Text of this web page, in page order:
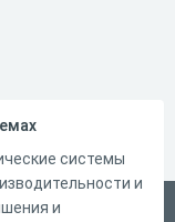
системы
и
и